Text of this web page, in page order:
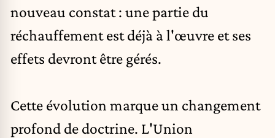
nouveau constat : une partie du
réchauffement est déjà à l'œuvre et ses
effets devront être gérés.
Cette évolution marque un changement
profond de doctrine. L'Union